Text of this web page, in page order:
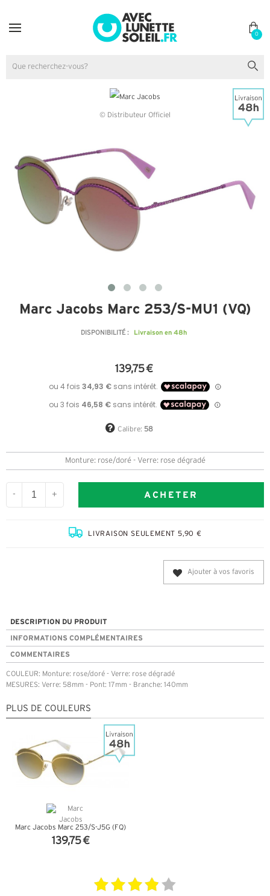
0
© Distributeur Officiel
Marc Jacobs Marc 253/S-MU1 (VQ)
DISPONIBILITÉ : Livraison en 48h
139,75 €
Calibre: 58
Monture: rose/doré - Verre: rose dégradé
- + ACHETER
LIVRAISON SEULEMENT 5,90 €
Ajouter à vos favoris
DESCRIPTION DU PRODUIT
INFORMATIONS COMPLÉMENTAIRES
COMMENTAIRES
COULEUR: Monture: rose/doré - Verre: rose dégradé
MESURES: Verre: 58mm - Pont: 17mm - Branche: 140mm
PLUS DE COULEURS
Marc Jacobs Marc 253/S-J5G (FQ)
139,75 €